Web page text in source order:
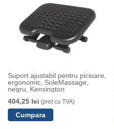
Suport ajustabil pentru picioare,
ergonomic, SoleMassage,
negru, Kensington
404,25 lei (pret cu TVA)